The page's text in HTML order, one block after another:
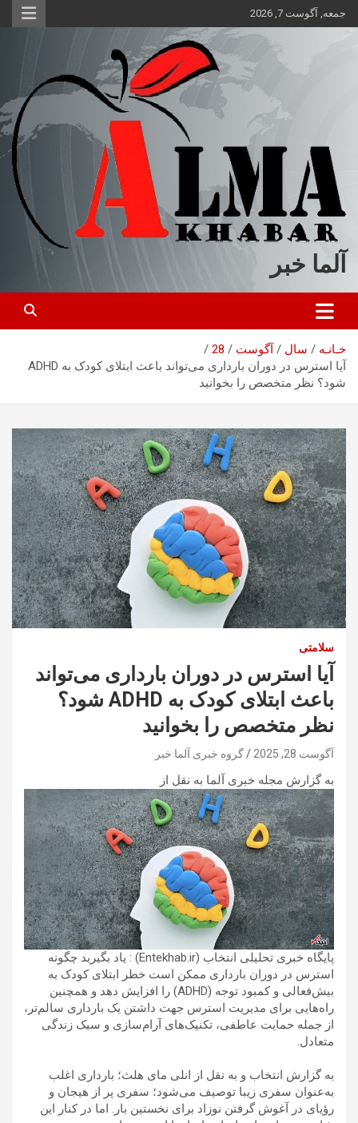
محتوا
جمعه, آگوست 7, 2026
آلما خبر
خـانـه سال آگوست
28
آیا استرس در دوران بارداری می‌تواند باعث ابتلای کودک به ADHD
شود؟ نظر متخصص را بخوانید
سلامتی
آیا استرس در دوران بارداری می‌تواند
باعث ابتلای کودک به ADHD شود؟
نظر متخصص را بخوانید
آگوست 28, 2025 گروه خبری آلما خبر
به گزارش مجله خبری آلما به نقل از
پایگاه خبری تحلیلی انتخاب (Entekhab.ir) : یاد بگیرید چگونه
استرس در دوران بارداری ممکن است خطر ابتلای کودک به
بیش‌فعالی و کمبود توجه (ADHD) را افزایش دهد و همچنین
راه‌هایی برای مدیریت استرس جهت داشتن یک بارداری سالم‌تر،
از جمله حمایت عاطفی، تکنیک‌های آرام‌سازی و سبک زندگی
متعادل.
به گزارش انتخاب و به نقل از انلی مای هلث؛ بارداری اغلب
به‌عنوان سفری زیبا توصیف می‌شود؛ سفری پر از هیجان و
رؤیای در آغوش گرفتن نوزاد برای نخستین بار. اما در کنار این